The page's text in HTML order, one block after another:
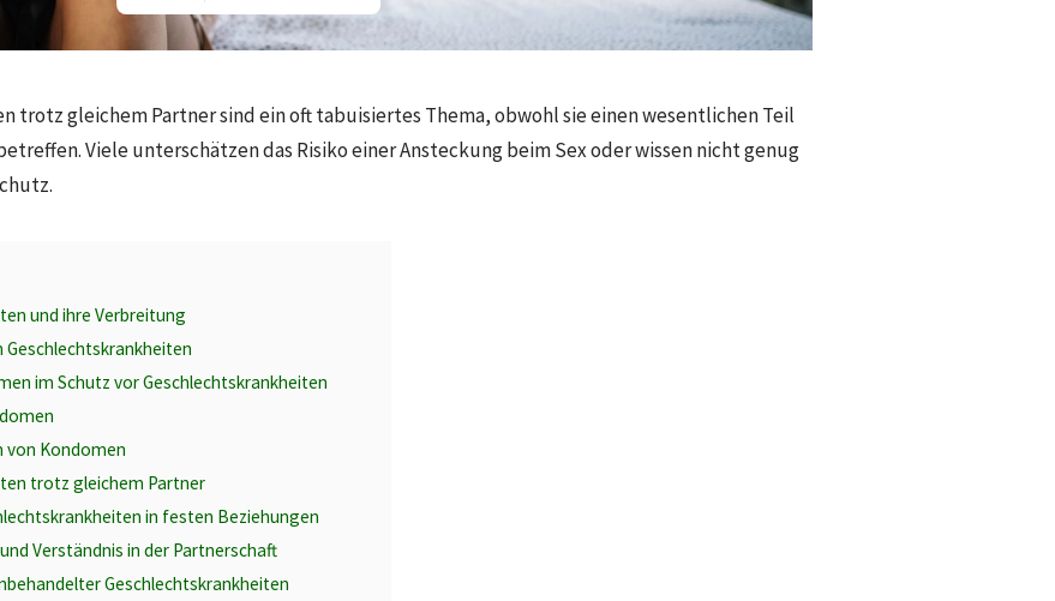
trotz gleichem Partner sind ein oft tabuisiertes Thema, obwohl sie einen wesentlichen Teil
Viele unterschätzen das Risiko einer Ansteckung beim Sex oder wissen nicht genug
und ihre Verbreitung
im Schutz vor Geschlechtskrankheiten
von Kondomen
trotz gleichem Partner
in festen Beziehungen
Verständnis in der Partnerschaft
Geschlechtskrankheiten